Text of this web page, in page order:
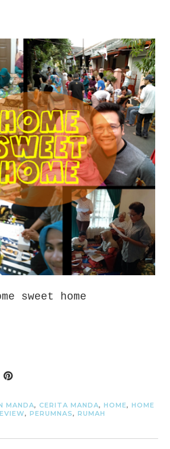
sweet home
MANDA, CERITA MANDA, HOME, HOME
, PERUMNAS, RUMAH